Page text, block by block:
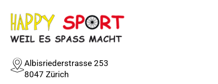
Albisriederstrasse 253
8047 Zürich